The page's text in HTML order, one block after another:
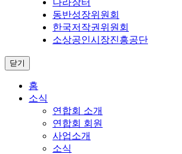
동반성장위원회
한국저작권위원회
소상공인시장진흥공단
닫기
홈
소식
연합회 소개
연합회 회원
사업소개
소식